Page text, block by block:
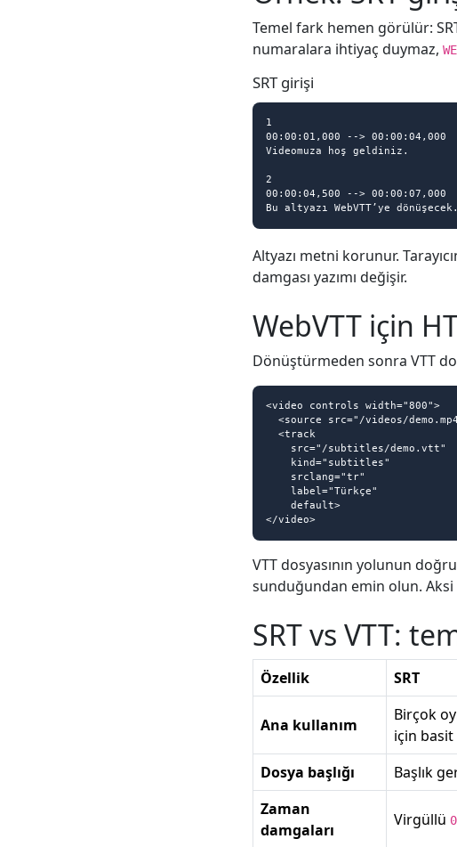
Temel fark hemen görülür:
numaralara ihtiyaç duymaz,
SRT girişi
1
00:00:01,000 --> 00:00:04,000
Videomuza hoş geldiniz.
2
00:00:04,500 --> 00:00:07,000
Bu altyazı WebVTT’ye dönüşecek.
Altyazı metni korunur.
damgası yazımı değişir.
WebVTT için
Dönüştürmeden sonra VTT
<video controls width="800">
</video>
VTT dosyasının yolunun
sunduğundan emin olun. Aksi
SRT vs VTT:
Özellik SRT
Ana kullanım
Birçok
için basit
Dosya başlığı
Başlık
Zaman
damgaları
Virgüllü